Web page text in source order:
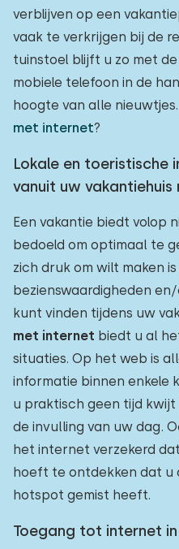
verblijven op een
vaak te verkrijgen bij de
tuinstoel blijft u zo met
mobiele telefoon in de
hoogte van alle nieuwtjes.
met internet?
Lokale en toeristische
vanuit uw
Een vakantie biedt volop
bedoeld om optimaal te
zich druk om wilt maken
bezienswaardigheden
kunt vinden tijdens uw
met internet biedt u al
situaties. Op het web is
informatie binnen enkele
u praktisch geen tijd
de invulling van uw dag.
het internet verzekerd
hoeft te ontdekken dat u
hotspot gemist heeft.
Toegang tot internet